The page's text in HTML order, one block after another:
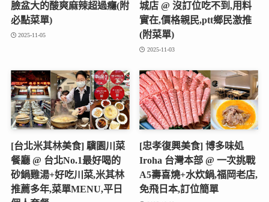
臉盆大的酸爽麻辣超過癮(附
必點菜單)
2025-11-05
城店 @ 沒訂位吃不到,用料
實在,價格親民,ptt鄉民激推
(附菜單)
2025-11-03
[台北米其林美食] 驥園川菜
餐廳 @ 台北No.1最好喝的
砂鍋雞湯+好吃川菜,米其林
推薦多年,菜單MENU,平日
[忠孝復興美食] 博多味処
Iroha 台灣本部 @ 一次挑戰
A5壽喜燒+水炊鍋,福岡老店,
免飛日本,訂位簡單